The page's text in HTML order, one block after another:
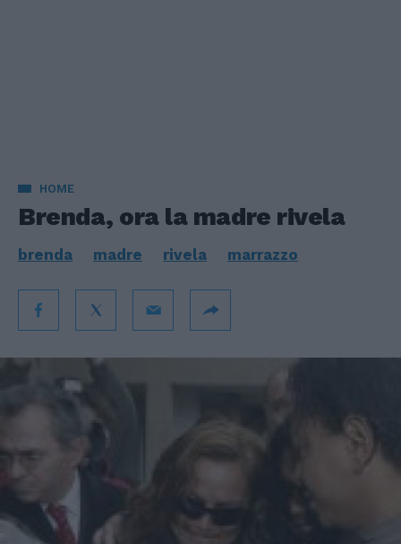
HOME
Brenda, ora la madre rivela
brenda madre rivela marrazzo